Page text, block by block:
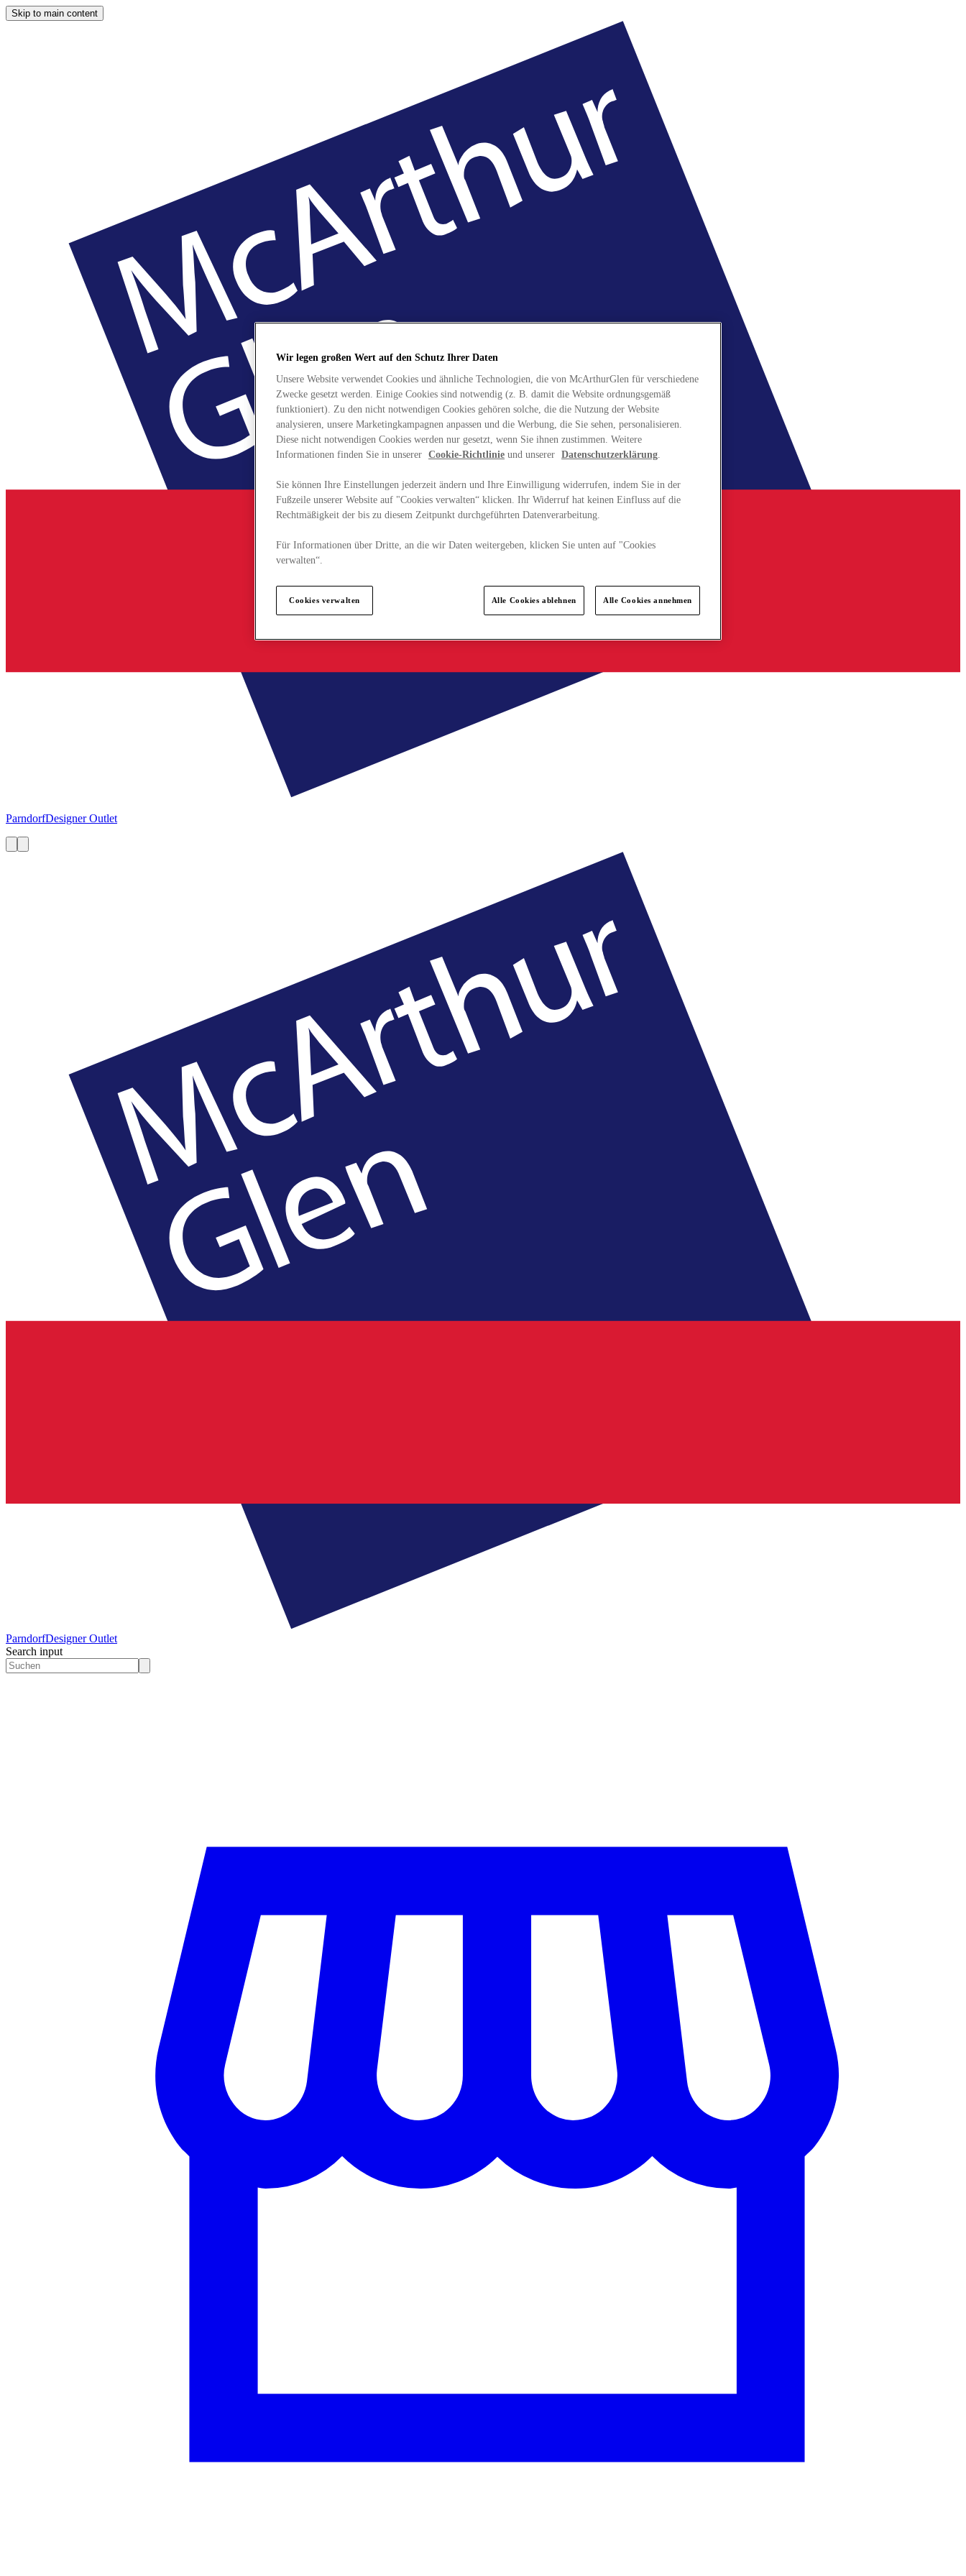
Skip to main content
ParndorfDesigner Outlet
ParndorfDesigner Outlet
Search input
Wir legen großen Wert auf den Schutz Ihrer Daten
Unsere Website verwendet Cookies und ähnliche Technologien, die von McArthurGlen für verschiedene
Zwecke gesetzt werden. Einige Cookies sind notwendig (z. B. damit die Website ordnungsgemäß
funktioniert). Zu den nicht notwendigen Cookies gehören solche, die die Nutzung der Website
analysieren, unsere Marketingkampagnen anpassen und die Werbung, die Sie sehen, personalisieren.
Diese nicht notwendigen Cookies werden nur gesetzt, wenn Sie ihnen zustimmen. Weitere
Informationen finden Sie in unserer Cookie-Richtlinie und unserer Datenschutzerklärung.
Sie können Ihre Einstellungen jederzeit ändern und Ihre Einwilligung widerrufen, indem Sie in der
Fußzeile unserer Website auf "Cookies verwalten“ klicken. Ihr Widerruf hat keinen Einfluss auf die
Rechtmäßigkeit der bis zu diesem Zeitpunkt durchgeführten Datenverarbeitung.
Für Informationen über Dritte, an die wir Daten weitergeben, klicken Sie unten auf "Cookies
verwalten“.
Cookies verwalten Alle Cookies ablehnen Alle Cookies annehmen